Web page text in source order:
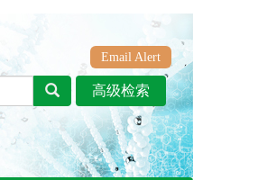
Email Alert